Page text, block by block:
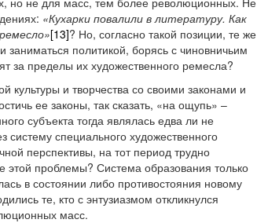
«Кухарки повалили в литературу. Как
[13]? Но, согласно такой позиции, те же
политикой, борясь с чиновничьим
за пределы их художественного ремесла?
культуры и творчества со своими законами и
ее законы, так сказать, «на ощупь» –
субъекта тогда являлась едва ли не
специального художественного
перспективы, на тот период трудно
этой проблемы? Система образования только
в состоянии либо противостояния новому
те, кто с энтузиазмом откликнулся
масс.